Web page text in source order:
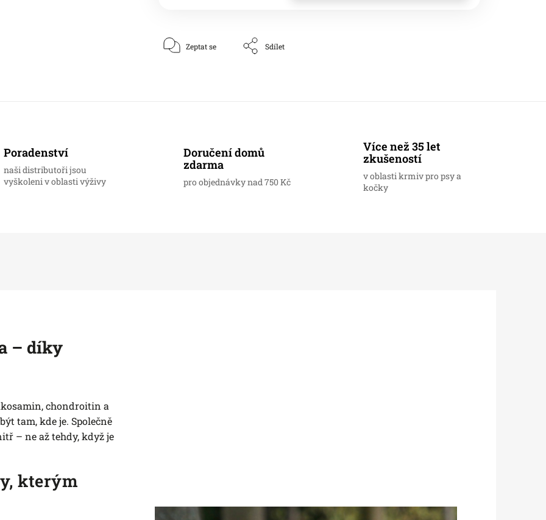
Zeptat se Sdílet
Poradenství
naši distributoři jsou
vyškoleni v oblasti výživy
Doručení domů
zdarma
pro objednávky nad 750 Kč
Více než 35 let
zkušeností
v oblasti krmiv pro psy a
kočky
– díky
chondroitin a
tam, kde je. Společně
– ne až tehdy, když je
kterým